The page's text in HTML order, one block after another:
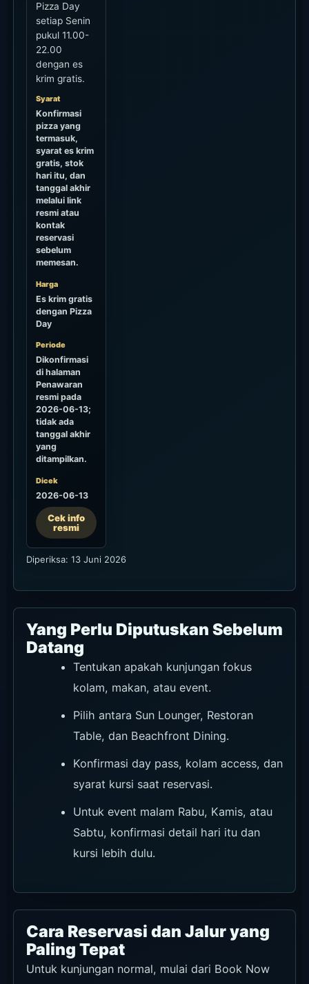
Pizza Day
setiap Senin
pukul 11.00-
22.00
dengan es
krim gratis.
Syarat
Konfirmasi
pizza yang
termasuk,
syarat es krim
gratis, stok
hari itu, dan
tanggal akhir
melalui link
resmi atau
kontak
reservasi
sebelum
memesan.
Harga
Es krim gratis
dengan Pizza
Day
Periode
Dikonfirmasi
di halaman
Penawaran
resmi pada
2026-06-13;
tidak ada
tanggal akhir
yang
ditampilkan.
Dicek
2026-06-13
Cek info
resmi
Diperiksa: 13 Juni 2026
Yang Perlu Diputuskan Sebelum
Datang
Tentukan apakah kunjungan fokus
kolam, makan, atau event.
Pilih antara Sun Lounger, Restoran
Table, dan Beachfront Dining.
Konfirmasi day pass, kolam access, dan
syarat kursi saat reservasi.
Untuk event malam Rabu, Kamis, atau
Sabtu, konfirmasi detail hari itu dan
kursi lebih dulu.
Cara Reservasi dan Jalur yang
Paling Tepat
Untuk kunjungan normal, mulai dari Book Now